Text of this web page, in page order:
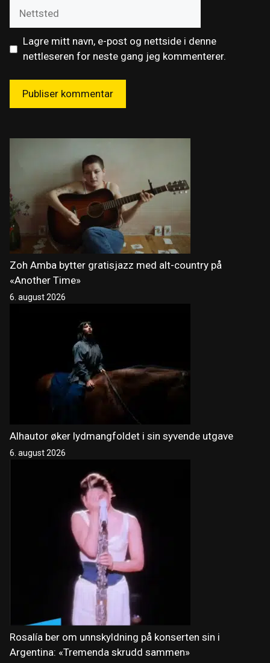
Lagre mitt navn, e-post og nettside i denne
nettleseren for neste gang jeg kommenterer.
Zoh Amba bytter gratisjazz med alt-country på
«Another Time»
6. august 2026
Alhautor øker lydmangfoldet i sin syvende utgave
6. august 2026
Rosalía ber om unnskyldning på konserten sin i
Argentina: «Tremenda skrudd sammen»